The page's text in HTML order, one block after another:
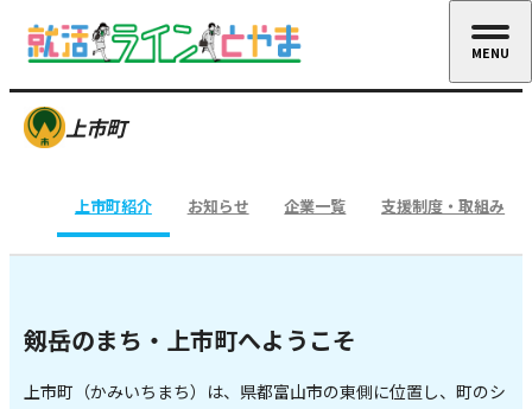
上市町
上市町紹介 お知らせ 企業一覧 支援制度・取組み
剱岳のまち・上市町へようこそ
上市町（かみいちまち）は、県都富山市の東側に位置し、町のシ
MENU